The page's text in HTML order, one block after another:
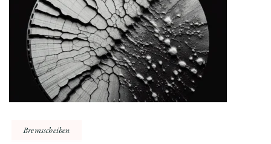
Bremsscheiben